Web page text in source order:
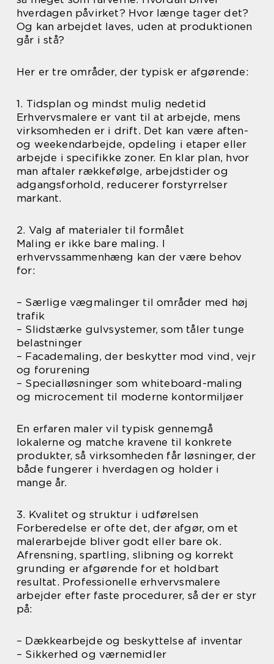
hverdagen påvirket? Hvor længe tager det?
Og kan arbejdet laves, uden at produktionen
går i stå?
Her er tre områder, der typisk er afgørende:
1. Tidsplan og mindst mulig nedetid
Erhvervsmalere er vant til at arbejde, mens
virksomheden er i drift. Det kan være aften-
og weekendarbejde, opdeling i etaper eller
arbejde i specifikke zoner. En klar plan, hvor
man aftaler rækkefølge, arbejdstider og
adgangsforhold, reducerer forstyrrelser
markant.
2. Valg af materialer til formålet
Maling er ikke bare maling. I
erhvervssammenhæng kan der være behov
for:
– Særlige vægmalinger til områder med høj
trafik
– Slidstærke gulvsystemer, som tåler tunge
belastninger
– Facademaling, der beskytter mod vind, vejr
og forurening
– Specialløsninger som whiteboard-maling
og microcement til moderne kontormiljøer
En erfaren maler vil typisk gennemgå
lokalerne og matche kravene til konkrete
produkter, så virksomheden får løsninger, der
både fungerer i hverdagen og holder i
mange år.
3. Kvalitet og struktur i udførelsen
Forberedelse er ofte det, der afgør, om et
malerarbejde bliver godt eller bare ok.
Afrensning, spartling, slibning og korrekt
grunding er afgørende for et holdbart
resultat. Professionelle erhvervsmalere
arbejder efter faste procedurer, så der er styr
på:
– Dækkearbejde og beskyttelse af inventar
– Sikkerhed og værnemidler